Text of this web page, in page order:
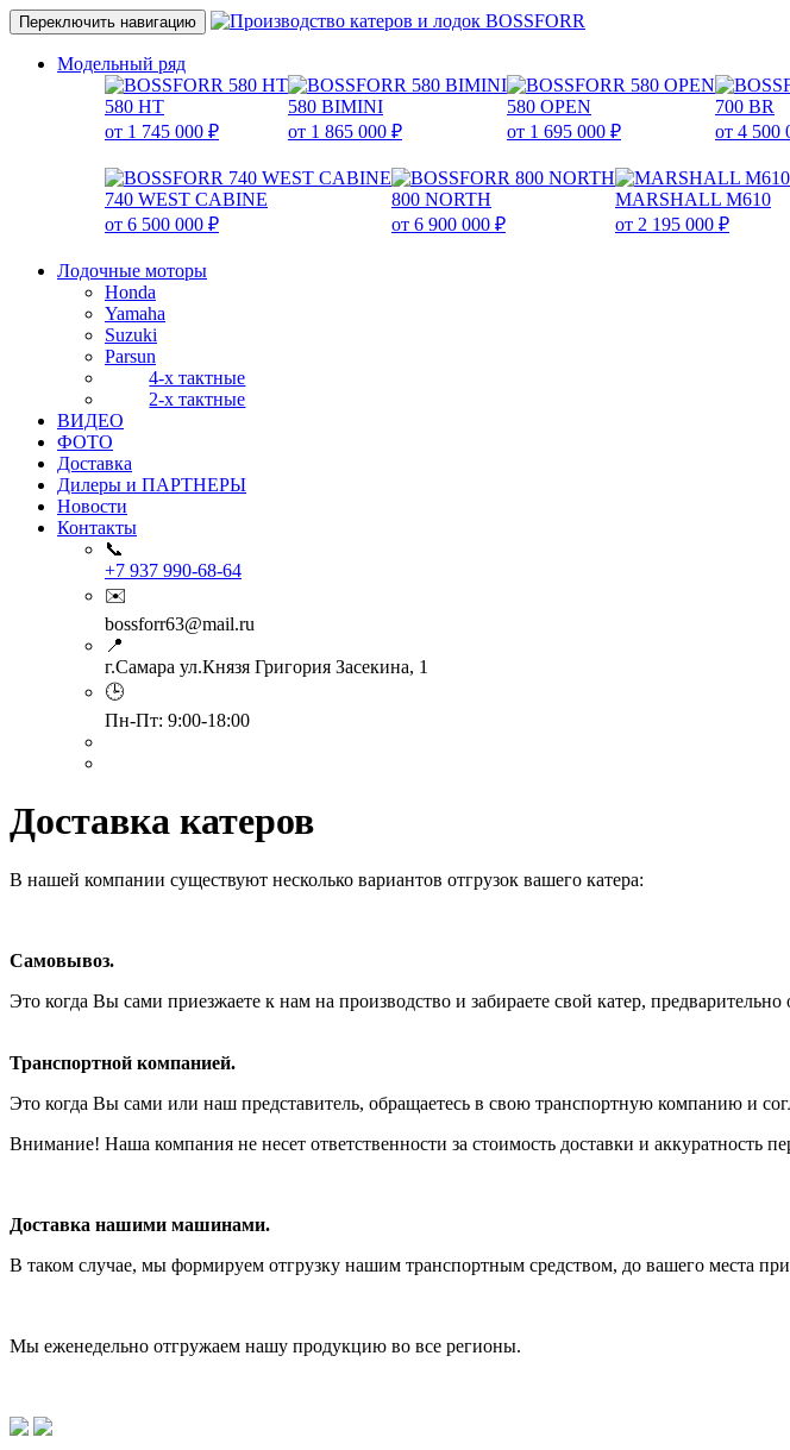
Переключить навигацию
Модельный ряд
580 HT
от 1 745 000 ₽
580 BIMINI
от 1 865 000 ₽
580 OPEN
от 1 695 000 ₽
700 BR
от 4 500
740 WEST CABINE
от 6 500 000 ₽
800 NORTH
от 6 900 000 ₽
MARSHALL M610
от 2 195 000 ₽
Лодочные моторы
Honda
Yamaha
Suzuki
Parsun
4-х тактные
2-х тактные
ВИДЕО
ФОТО
Доставка
Дилеры и ПАРТНЕРЫ
Новости
Контакты
📞
+7 937 990-68-64
✉️
bossforr63@mail.ru
📍
г.Самара ул.Князя Григория Засекина, 1
🕒
Пн-Пт: 9:00-18:00
Доставка катеров
В нашей компании существуют несколько вариантов отгрузок вашего катера:
Самовывоз.
Это когда Вы сами приезжаете к нам на производство и забираете свой катер, предварительно
Транспортной компанией.
Это когда Вы сами или наш представитель, обращаетесь в свою транспортную компанию и
Внимание! Наша компания не несет ответственности за стоимость доставки и аккуратность
Доставка нашими машинами.
В таком случае, мы формируем отгрузку нашим транспортным средством, до вашего места
Мы еженедельно отгружаем нашу продукцию во все регионы.